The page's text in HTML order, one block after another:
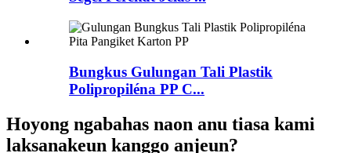
Bungkus Gulungan Tali Plastik
Polipropiléna PP C...
Hoyong ngabahas naon anu tiasa kami
laksanakeun kanggo anjeun?